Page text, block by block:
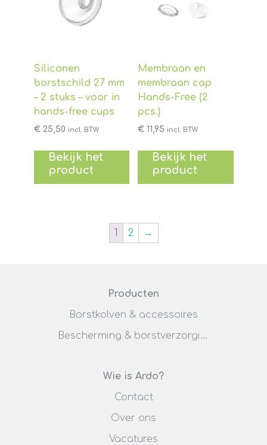
Siliconen
borstschild 27 mm
– 2 stuks – voor in
hands-free cups
€25,50 incl. BTW
Bekijk het
product
Membraan en
membraan cap
Hands-Free (2
pcs.)
€11,95 incl. BTW
Bekijk het
product
1 2 →
Producten
Borstkolven & accessoires
Bescherming & borstverzorging
Wie is Ardo?
Contact
Over ons
Vacatures